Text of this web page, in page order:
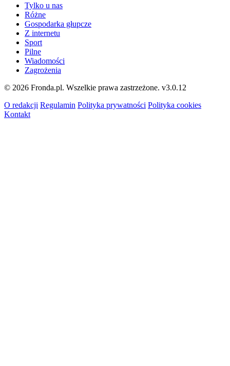
Tylko u nas
Różne
Gospodarka głupcze
Z internetu
Sport
Pilne
Wiadomości
Zagrożenia
© 2026 Fronda.pl. Wszelkie prawa zastrzeżone. v3.0.12
O redakcji Regulamin Polityka prywatności Polityka cookies
Kontakt